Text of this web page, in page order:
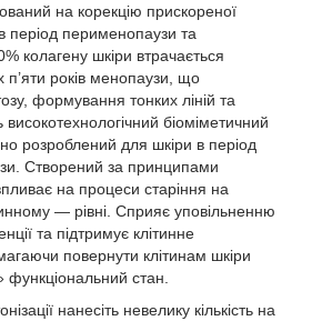
на корекцію прискореної
період перименопаузи та
колагену шкіри втрачається
років менопаузи, що
формування тонких ліній та
біоміметичний
розроблений для шкіри в період
Створений за принципами
на процеси старіння на
— рівні. Сприяє уповільненню
та підтримує клітинне
повернути клітинам шкіри
стан.
нанесіть невелику кількість на